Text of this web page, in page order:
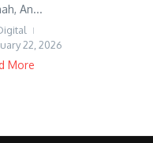
An...
22, 2026
More